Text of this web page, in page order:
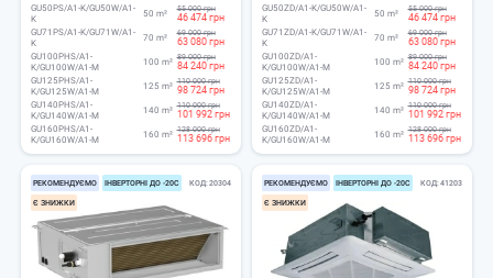
GU50PS/A1-K/GU50W/A1-
K
50 m² 55 000 грн
46 474 грн
GU71PS/A1-K/GU71W/A1-
K
70 m² 69 000 грн
63 080 грн
GU100PHS/A1-
K/GU100W/A1-M
100 m² 89 000 грн
84 240 грн
GU125PHS/A1-
K/GU125W/A1-M
125 m² 110 000 грн
98 724 грн
GU140PHS/A1-
K/GU140W/A1-M
140 m² 110 000 грн
101 992 грн
GU160PHS/A1-
K/GU160W/A1-M
160 m² 128 000 грн
113 696 грн
GU50ZD/A1-K/GU50W/A1-
K
50 m² 55 000 грн
46 474 грн
GU71ZD/A1-K/GU71W/A1-
K
70 m² 69 000 грн
63 080 грн
GU100ZD/A1-
K/GU100W/A1-M
100 m² 89 000 грн
84 240 грн
GU125ZD/A1-
K/GU125W/A1-M
125 m² 110 000 грн
98 724 грн
GU140ZD/A1-
K/GU140W/A1-M
140 m² 110 000 грн
101 992 грн
GU160ZD/A1-
K/GU160W/A1-M
160 m² 128 000 грн
113 696 грн
РЕКОМЕНДУЄМО ІНВЕРТОРНІ ДО -20С
Є ЗНИЖКИ
КОД 20304 РЕКОМЕНДУЄМО ІНВЕРТОРНІ ДО -20С
Є ЗНИЖКИ
КОД 41203